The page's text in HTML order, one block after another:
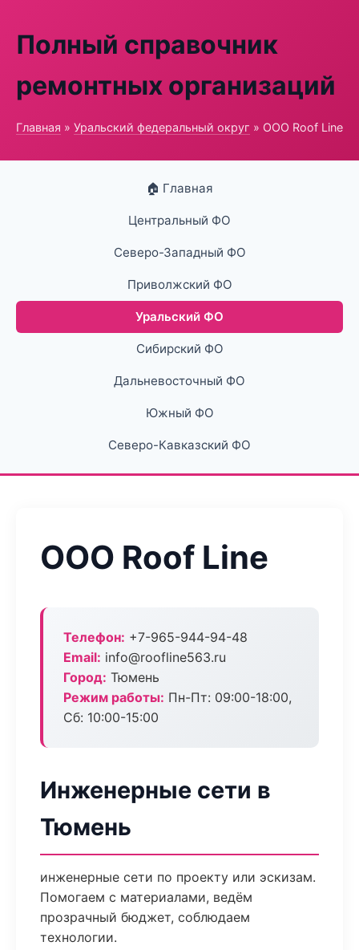
Полный справочник
ремонтных организаций
Главная » Уральский федеральный округ » ООО Roof Line
🏠 Главная
Центральный ФО
Северо-Западный ФО
Приволжский ФО
Уральский ФО
Сибирский ФО
Дальневосточный ФО
Южный ФО
Северо-Кавказский ФО
ООО Roof Line
Телефон: +7-965-944-94-48
Email: info@roofline563.ru
Город: Тюмень
Режим работы: Пн-Пт: 09:00-18:00,
Сб: 10:00-15:00
Инженерные сети в
Тюмень
инженерные сети по проекту или эскизам.
Помогаем с материалами, ведём
прозрачный бюджет, соблюдаем
технологии.